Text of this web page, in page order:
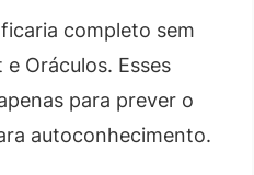
completo sem
Oráculos. Esses
para prever o
autoconhecimento.